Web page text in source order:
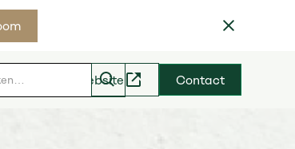
Hoveniers website Contact